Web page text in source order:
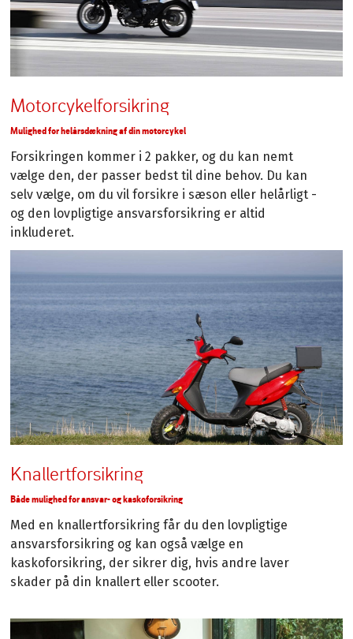
Motorcykelforsikring
Mulighed for helårsdækning af din motorcykel
Forsikringen kommer i 2 pakker, og du kan nemt
vælge den, der passer bedst til dine behov. Du kan
selv vælge, om du vil forsikre i sæson eller helårligt -
og den lovpligtige ansvarsforsikring er altid
inkluderet.
Knallertforsikring
Både mulighed for ansvar- og kaskoforsikring
Med en knallertforsikring får du den lovpligtige
ansvarsforsikring og kan også vælge en
kaskoforsikring, der sikrer dig, hvis andre laver
skader på din knallert eller scooter.